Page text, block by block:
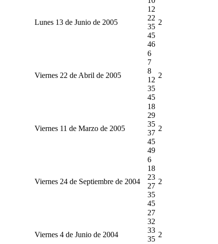
Lunes 13 de Junio de 2005
12
22
35
45
46
2
Viernes 22 de Abril de 2005
6
7
8
12
35
45
2
Viernes 11 de Marzo de 2005
18
29
35
37
45
49
2
Viernes 24 de Septiembre de 2004
6
18
23
27
35
45
2
Viernes 4 de Junio de 2004
27
32
33
35
2